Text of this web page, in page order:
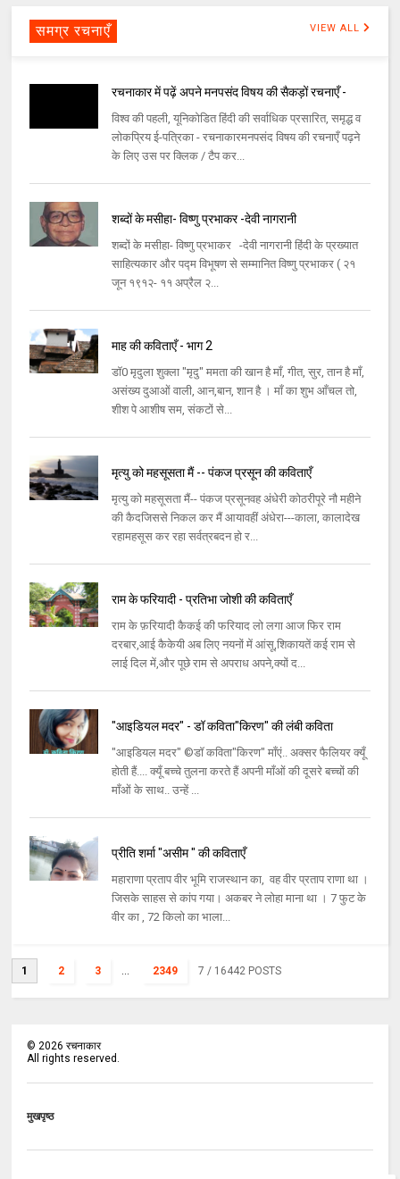
समग्र रचनाएँ VIEW ALL
रचनाकार में पढ़ें अपने मनपसंद विषय की सैकड़ों रचनाएँ -
विश्व की पहली, यूनिकोडित हिंदी की सर्वाधिक प्रसारित, समृद्ध व
लोकप्रिय ई-पत्रिका - रचनाकारमनपसंद विषय की रचनाएँ पढ़ने
के लिए उस पर क्लिक / टैप कर...
शब्दों के मसीहा- विष्णु प्रभाकर -देवी नागरानी
शब्दों के मसीहा- विष्णु प्रभाकर -देवी नागरानी हिंदी के प्रख्यात
साहित्यकार और पद्म विभूषण से सम्मानित विष्णु प्रभाकर ( २१
जून १९१२- ११ अप्रैल २...
माह की कविताएँ - भाग 2
डॉ0 मृदुला शुक्ला "मृदु" ममता की खान है माँ, गीत, सुर, तान है माँ,
असंख्य दुआओं वाली, आन,बान, शान है । माँ का शुभ आँचल तो,
शीश पे आशीष सम, संकटों से...
मृत्यु को महसूसता मैं -- पंकज प्रसून की कविताएँ
मृत्यु को महसूसता मैं-- पंकज प्रसूनवह अंधेरी कोठरीपूरे नौ महीने
की कैदजिससे निकल कर मैं आयावहीं अंधेरा---काला, कालादेख
रहामहसूस कर रहा सर्वत्रबदन हो र...
राम के फरियादी - प्रतिभा जोशी की कविताएँ
राम के फ़रियादी कैकई की फरियाद लो लगा आज फिर राम
दरबार,आई कैकेयी अब लिए नयनों में आंसू,शिकायतें कई राम से
लाई दिल में,और पूछे राम से अपराध अपने,क्यों द...
"आइडियल मदर" - डॉ कविता"किरण" की लंबी कविता
"आइडियल मदर" ©डॉ कविता"किरण" माँएं.. अक्सर फैलियर क्यूँ
होती हैं.... क्यूँ बच्चे तुलना करते हैं अपनी माँओं की दूसरे बच्चों की
माँओं के साथ.. उन्हें ...
प्रीति शर्मा "असीम " की कविताएँ
महाराणा प्रताप वीर भूमि राजस्थान का, वह वीर प्रताप राणा था ।
जिसके साहस से कांप गया। अकबर ने लोहा माना था । 7 फुट के
वीर का , 72 किलो का भाला...
1 2 3 ... 2349 7 / 16442 POSTS
©2026 रचनाकार
All rights reserved.
मुखपृष्ठ